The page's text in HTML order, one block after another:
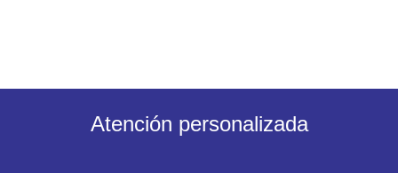
Atención personalizada